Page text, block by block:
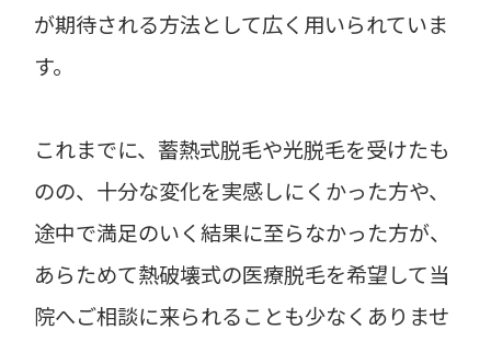
が期待される方法として広く用いられていま
す。
これまでに、蓄熱式脱毛や光脱毛を受けたも
のの、十分な変化を実感しにくかった方や、
途中で満足のいく結果に至らなかった方が、
あらためて熱破壊式の医療脱毛を希望して当
院へご相談に来られることも少なくありませ